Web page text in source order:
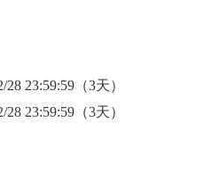
28 23:59:59（3天）
28 23:59:59（3天）